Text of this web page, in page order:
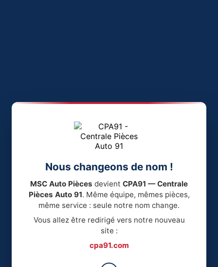
Nous changeons de nom !
MSC Auto Pièces devient CPA91 — Centrale
Pièces Auto 91. Même équipe, mêmes pièces,
même service : seule notre nom change.
Vous allez être redirigé vers notre nouveau
site :
cpa91.com